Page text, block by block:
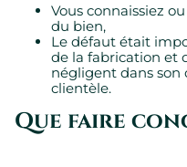
Vous connaissiez
du bien,
Le défaut était
de la fabrication et
négligent dans son
clientèle.
Que faire
Requis
Témoins requis
correctement.